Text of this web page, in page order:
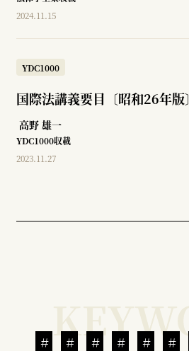
2024.11.15
YDC1000
国際法講義要目〔昭和26年版〕
高野 雄一
YDC1000収載
2023.11.27